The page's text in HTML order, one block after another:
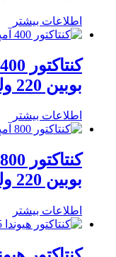
اطلاعات بیشتر
بوبین 220 ولت
اطلاعات بیشتر
بوبین 220 ولت
اطلاعات بیشتر